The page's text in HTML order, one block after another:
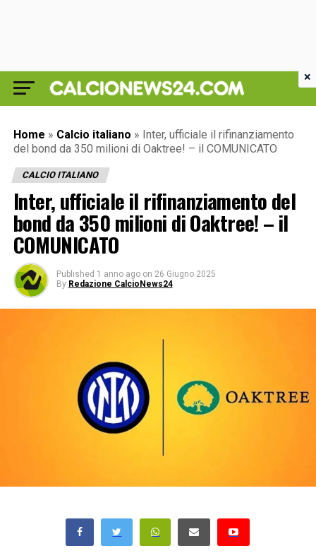
Home » Calcio italiano » Inter, ufficiale il rifinanziamento
del bond da 350 milioni di Oaktree! – il COMUNICATO
CALCIO ITALIANO
Inter, ufficiale il rifinanziamento del
bond da 350 milioni di Oaktree! – il
COMUNICATO
Published 1 anno ago on 26 Giugno 2025
By Redazione CalcioNews24
×